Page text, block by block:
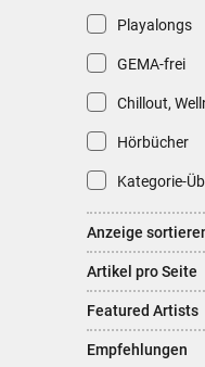
Playalongs
GEMA-frei
Chillout,
Hörbücher
Kategorie-
Anzeige
Artikel pro Seite
Featured Artists
Empfehlungen